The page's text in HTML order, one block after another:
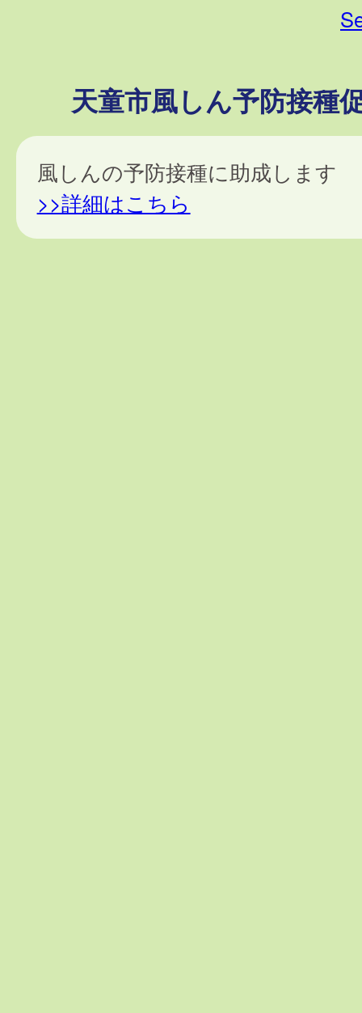
天童市風しん予防接種
風しんの予防接種に助成します
>>詳細はこちら